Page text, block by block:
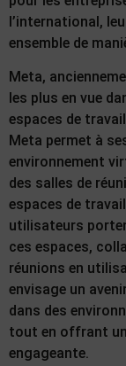
l’international,
ensemble de
Meta,
les plus en vue
espaces de
Meta permet à
environnement
des salles de
espaces de
utilisateurs
ces espaces,
réunions en
envisage un
dans des
tout en offrant
engageante.